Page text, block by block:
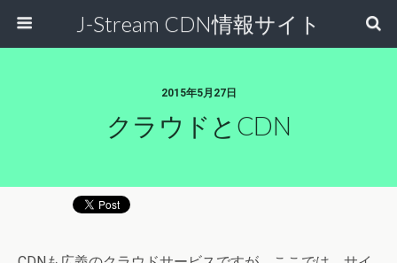
J-Stream CDN情報サイト
2015年5月27日
クラウドとCDN